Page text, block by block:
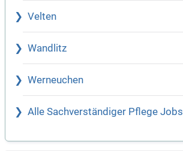
Velten
Wandlitz
Werneuchen
Alle Sachverständiger Pflege Jobs